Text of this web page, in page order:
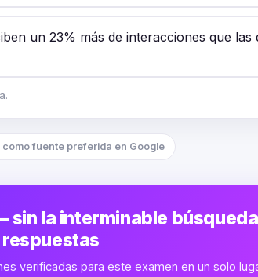
un 23% más de interacciones que las
fuente preferida en Google
sin la interminable
respuestas
verificadas para este examen en un solo